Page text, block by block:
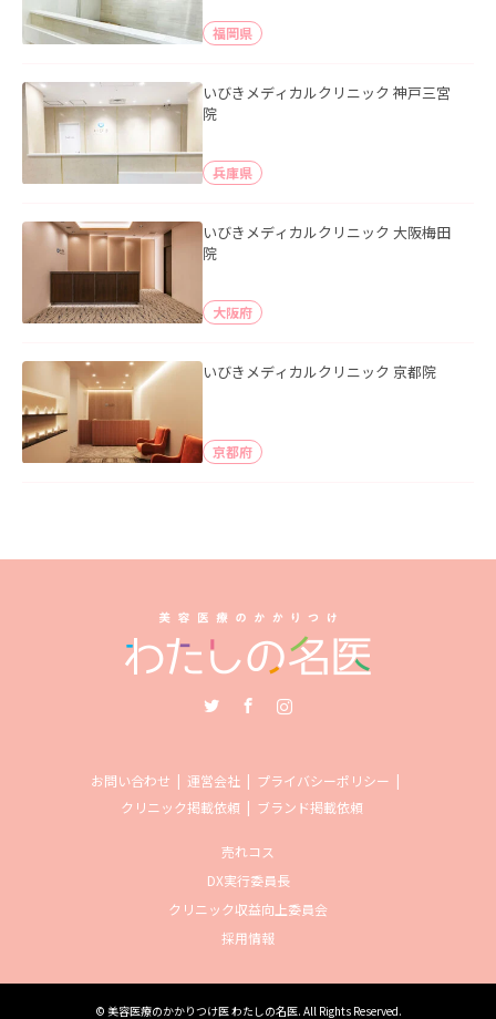
福岡県
いびきメディカルクリニック 神戸三宮
院
兵庫県
いびきメディカルクリニック 大阪梅田
院
大阪府
いびきメディカルクリニック 京都院
京都府
お問い合わせ 運営会社
プライバシーポリシー
クリニック掲載依頼
ブランド掲載依頼
売れコス
DX実行委員長
クリニック収益向上委員会
採用情報
© 美容医療のかかりつけ医 わたしの名医. All Rights Reserved.